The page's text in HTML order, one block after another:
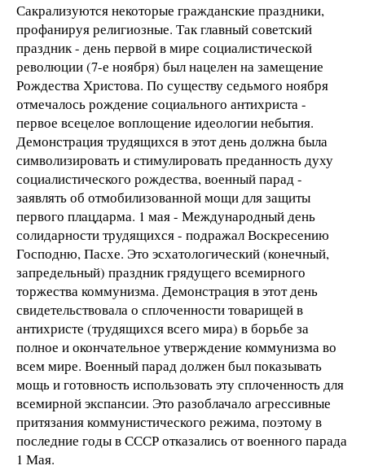
Сакрализуются некоторые гражданские праздники,
профанируя религиозные. Так главный советский
праздник - день первой в мире социалистической
революции (7-е ноября) был нацелен на замещение
Рождества Христова. По существу седьмого ноября
отмечалось рождение социального антихриста -
первое всецелое воплощение идеологии небытия.
Демонстрация трудящихся в этот день должна была
символизировать и стимулировать преданность духу
социалистического рождества, военный парад -
заявлять об отмобилизованной мощи для защиты
первого плацдарма. 1 мая - Международный день
солидарности трудящихся - подражал Воскресению
Господню, Пасхе. Это эсхатологический (конечный,
запредельный) праздник грядущего всемирного
торжества коммунизма. Демонстрация в этот день
свидетельствовала о сплоченности товарищей в
антихристе (трудящихся всего мира) в борьбе за
полное и окончательное утверждение коммунизма во
всем мире. Военный парад должен был показывать
мощь и готовность использовать эту сплоченность для
всемирной экспансии. Это разоблачало агрессивные
притязания коммунистического режима, поэтому в
последние годы в СССР отказались от военного парада
1 Мая.